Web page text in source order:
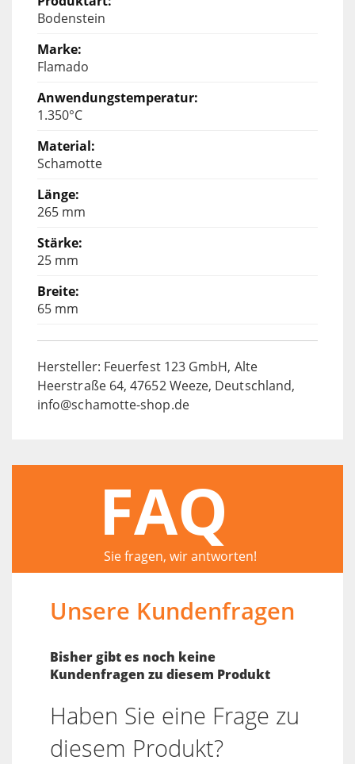
Bodenstein
Flamado
1.350°C
Schamotte
265 mm
25 mm
65 mm
Hersteller: Feuerfest 123 GmbH, Alte
Heerstraße 64, 47652 Weeze, Deutschland,
info@schamotte-shop.de
FAQ
Sie fragen, wir antworten!
Unsere Kundenfragen
Bisher gibt es noch keine
Kundenfragen zu diesem Produkt
Haben Sie eine Frage zu
diesem Produkt?